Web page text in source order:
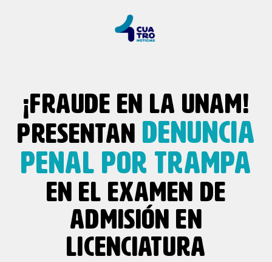
¡FRAUDE EN LA UNAM!
PRESENTAN DENUNCIA
PENAL POR TRAMPA
EN EL EXAMEN DE
ADMISIÓN EN
LICENCIATURA